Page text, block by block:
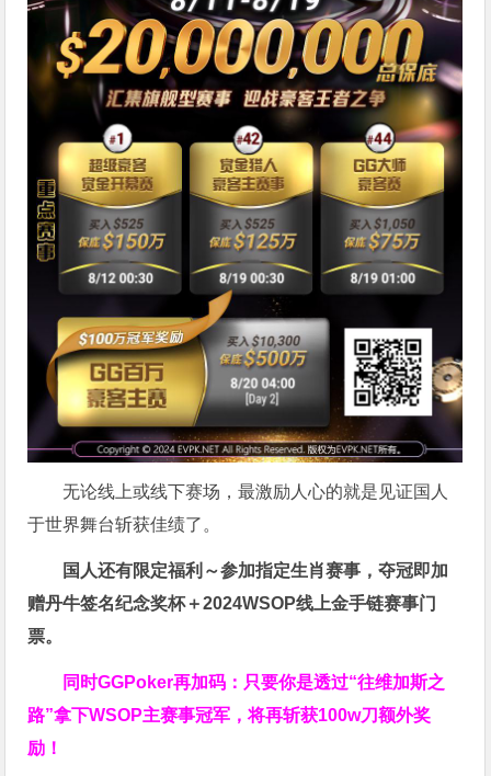
无论线上或线下赛场，最激励人心的就是见证国人
于世界舞台斩获佳绩了。
国人还有限定福利～参加指定生肖赛事，夺冠即加
赠丹牛签名纪念奖杯＋2024WSOP线上金手链赛事门
票。
同时GGPoker再加码：只要你是透过“往维加斯之
路”拿下WSOP主赛事冠军，将再斩获100w刀额外奖
励！